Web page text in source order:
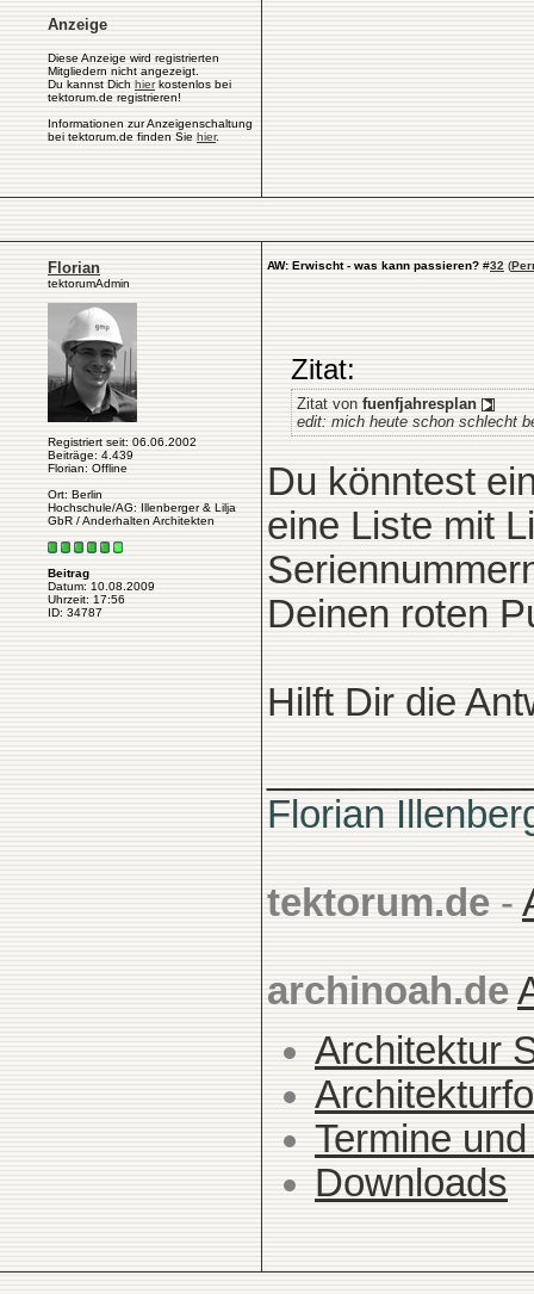
Anzeige
Diese Anzeige wird registrierten
Mitgliedern nicht angezeigt.
Du kannst Dich hierkostenlos bei
tektorum.de registrieren!
Informationen zur Anzeigenschaltung
bei tektorum.de finden Sie hier.
Florian
tektorumAdmin
Registriert seit: 06.06.2002
Beiträge: 4.439
Florian: Offline
Ort: Berlin
Hochschule/AG: Illenberger & Lilja
GbR / Anderhalten Architekten
Beitrag
Datum: 10.08.2009
Uhrzeit: 17:56
ID: 34787
AW: Erwischt - was kann passieren? #32 (
Zitat:
Zitat von fuenfjahresplan
edit: mich heute schon schlecht
Du könntest
eine Liste mit
Deinen roten
Hilft Dir die
Florian
tektorum.de -
archinoah.de
Architektur
Termine
Downloads